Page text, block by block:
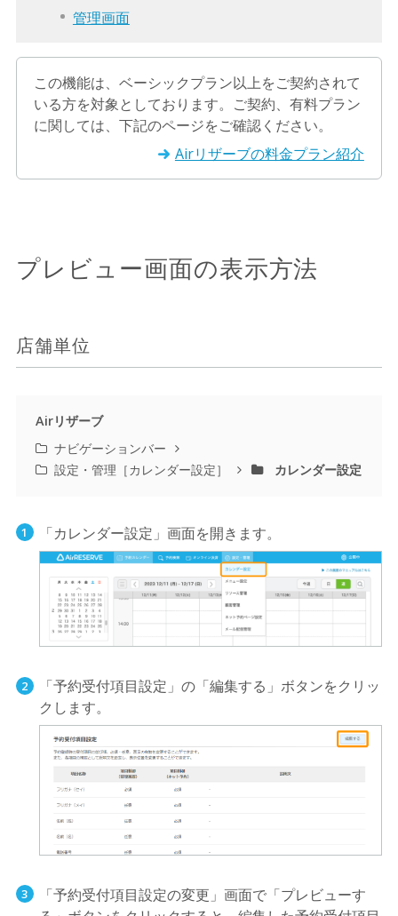
管理画面
この機能は、ベーシックプラン以上をご契約されて
いる方を対象としております。ご契約、有料プラン
に関しては、下記のページをご確認ください。
Airリザーブの料金プラン紹介
プレビュー画面の表示方法
店舗単位
Airリザーブ
ナビゲーションバー
設定・管理［カレンダー設定］
カレンダー設定
「カレンダー設定」画面を開きます。
「予約受付項目設定」の「編集する」ボタンをクリッ
クします。
「予約受付項目設定の変更」画面で「プレビューす